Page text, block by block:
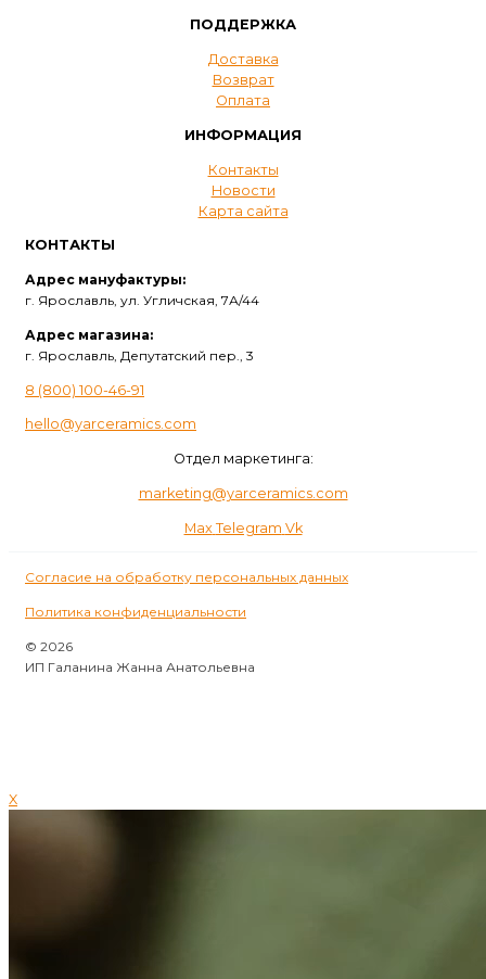
ПОДДЕРЖКА
Доставка
Возврат
Оплата
ИНФОРМАЦИЯ
Контакты
Новости
Карта сайта
КОНТАКТЫ
Адрес мануфактуры:
г. Ярославль, ул. Угличская, 7А/44
Адрес магазина:
г. Ярославль, Депутатский пер., 3
8 (800) 100-46-91
hello@yarceramics.com
Отдел маркетинга:
marketing@yarceramics.com
Max Telegram Vk
Согласие на обработку персональных данных
Политика конфиденциальности
© 2026
ИП Галанина Жанна Анатольевна
X